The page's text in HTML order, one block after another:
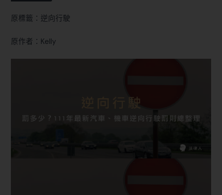
原標籤：逆向行駛
原作者：Kelly